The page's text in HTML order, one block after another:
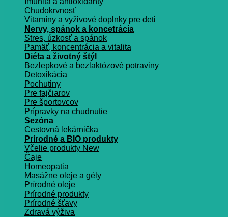
Chudokrvnosť
Vitamíny a vyživové doplnky pre deti
Nervy, spánok a koncetrácia
Stres, úzkosť a spánok
Pamäť, koncentrácia a vitalita
Diéta a životný štýl
Bezlepkové a bezlaktózové potraviny
Detoxikácia
Pochutiny
Pre fajčiarov
Pre športovcov
Prípravky na chudnutie
Sezóna
Cestovná lekárnička
Prírodné a BIO produkty
Včelie produkty
Čaje
Homeopatia
Masážne oleje a gély
Prírodné oleje
Prírodné produkty
Prírodné šťavy
Zdravá výživa